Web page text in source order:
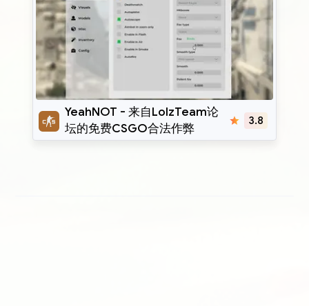
YeahNOT
YeahNOT - 来自LolzTeam论
坛的免费CSGO合法作弊
3.8